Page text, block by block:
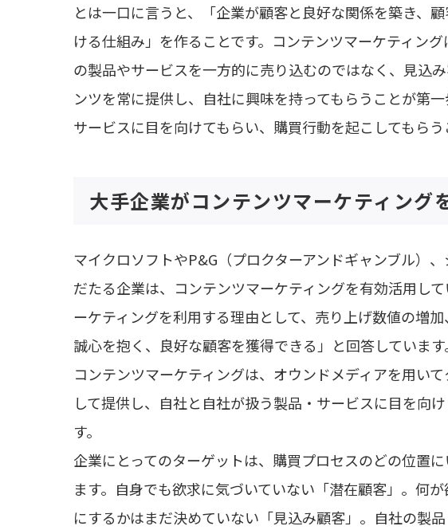
とは一口に言うと、「企業が顧客と良好な関係を築き、
ける仕組み」を作ることです。コンテンツマーケティン
の製品やサービスを一方的に売り込むのではなく、見込
ンツを常に提供し、自社に興味を持ってもらうことが第
サービスに目を向けてもらい、購買行動を起こしてもらう
大手企業がコンテンツマーケティング
マイクロソフトやP&G（プロクターアンドギャンブル）
だたる企業は、コンテンツマーケティングを有効活用し
ーケティングを利用する理由として、売り上げ数値の増
誠心を抱く、良好な顧客を獲得できる」と回答しています
コンテンツマーケティングは、オウンドメディアを用い
して提供し、自社と自社が扱う製品・サービスに目を向
す。
企業にとってのターゲットは、購買プロセスのどの位置
ます。自身でも欲求に気づいていない「潜在顧客」。何
にするかはまだ決めていない「見込み顧客」。自社の製